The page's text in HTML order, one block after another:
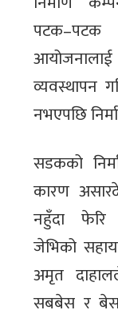
पटक–पटक
व्यवस्थापन
नभएपछि
सडकको
कारण
नहुँदा फेरि
जेभिको
अमृत
सबबेस र बेस